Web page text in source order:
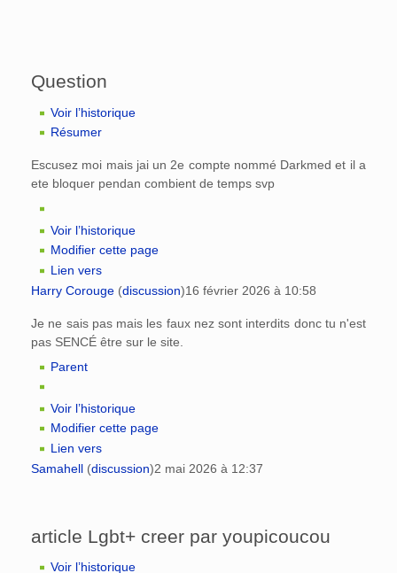
Question
Voir l’historique
Résumer
Escusez moi mais jai un 2e compte nommé Darkmed et il a
ete bloquer pendan combient de temps svp
Voir l’historique
Modifier cette page
Lien vers
Harry Corouge (discussion)16 février 2026 à 10:58
Je ne sais pas mais les faux nez sont interdits donc tu n'est
pas SENCÉ être sur le site.
Parent
Voir l’historique
Modifier cette page
Lien vers
Samahell (discussion)2 mai 2026 à 12:37
article Lgbt+ creer par youpicoucou
Voir l’historique